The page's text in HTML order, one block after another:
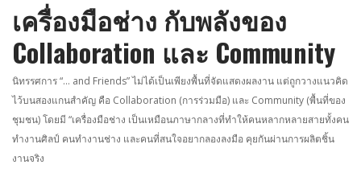
เครื่องมือช่าง กับพลังของ
Collaboration และ Community
นิทรรศการ “… and Friends” ไม่ได้เป็นเพียงพื้นที่จัดแสดงผลงาน แต่ถูกวางแนวคิด
ไว้บนสองแกนสำคัญ คือ Collaboration (การร่วมมือ) และ Community (พื้นที่ของ
ชุมชน) โดยมี “เครื่องมือช่าง เป็นเหมือนภาษากลางที่ทำให้คนหลากหลายสายทั้งคน
ทำงานศิลป์ คนทำงานช่าง และคนที่สนใจอยากลองลงมือ คุยกันผ่านการผลิตชิ้น
งานจริง